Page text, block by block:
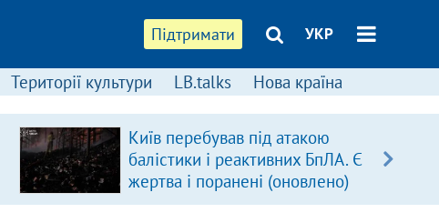
Підтримати УКР
Території культури LB.talks Нова країна
Київ перебував під атакою
балістики і реактивних БпЛА. Є
жертва і поранені (оновлено)